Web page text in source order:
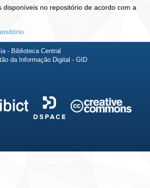
disponíveis no repositório de acordo com a
- Biblioteca Central
da Informação Digital - GID